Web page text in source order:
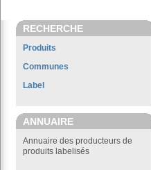
RECHERCHE
Produits
Communes
Label
ANNUAIRE
Annuaire des producteurs de
produits labelisés